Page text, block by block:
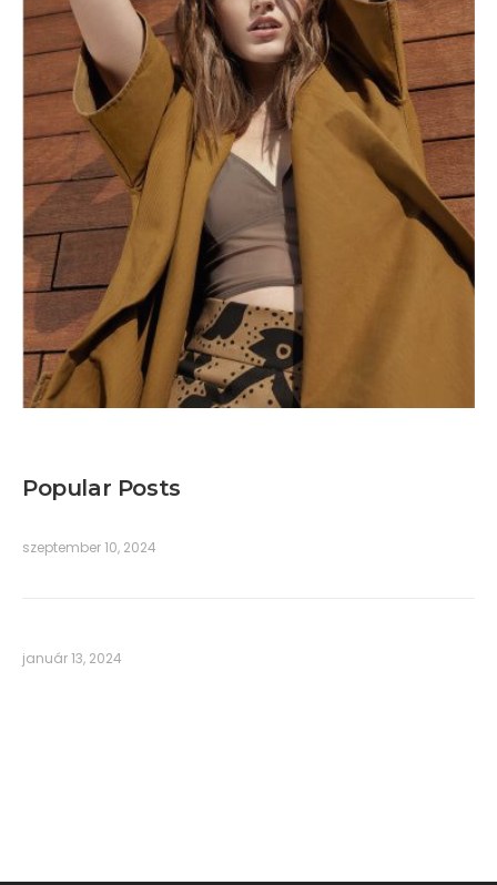
Popular Posts
szeptember 10, 2024
január 13, 2024